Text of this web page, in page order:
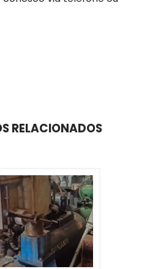
RELACIONADOS